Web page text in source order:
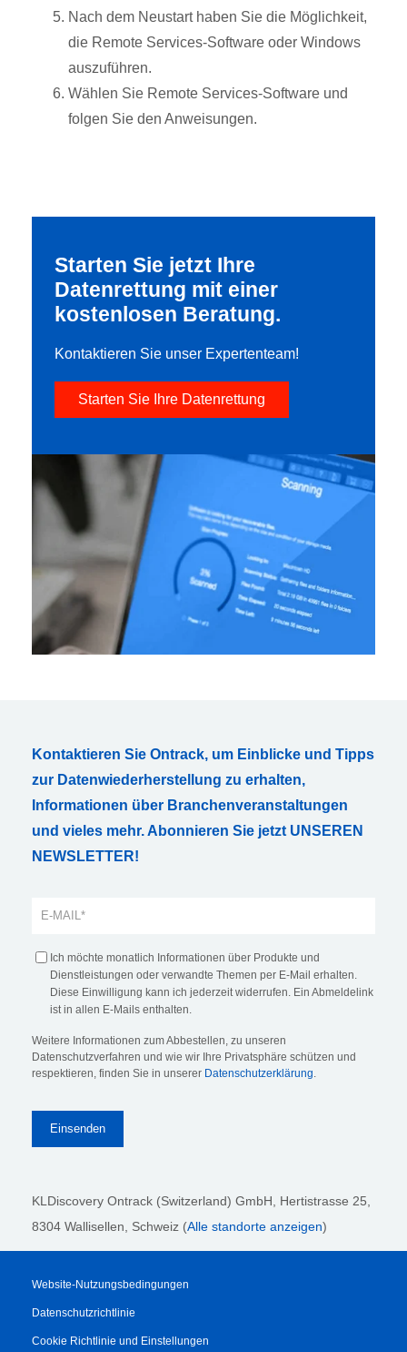
Nach dem Neustart haben Sie die Möglichkeit,
die Remote Services-Software oder Windows
auszuführen.
Wählen Sie Remote Services-Software und
folgen Sie den Anweisungen.
Starten Sie jetzt Ihre
Datenrettung mit einer
kostenlosen Beratung.
Kontaktieren Sie unser Expertenteam!
Starten Sie Ihre Datenrettung
Kontaktieren Sie Ontrack, um Einblicke und Tipps
zur Datenwiederherstellung zu erhalten,
Informationen über Branchenveranstaltungen
und vieles mehr. Abonnieren Sie jetzt UNSEREN
NEWSLETTER!
Ich möchte monatlich Informationen über Produkte und
Dienstleistungen oder verwandte Themen per E-Mail erhalten.
Diese Einwilligung kann ich jederzeit widerrufen. Ein Abmeldelink
ist in allen E-Mails enthalten.
Weitere Informationen zum Abbestellen, zu unseren
Datenschutzverfahren und wie wir Ihre Privatsphäre schützen und
respektieren, finden Sie in unserer Datenschutzerklärung
KLDiscovery Ontrack (Switzerland) GmbH, Hertistrasse 25,
8304 Wallisellen, Schweiz (Alle standorte anzeigen)
Website-Nutzungsbedingungen
Datenschutzrichtlinie
Cookie Richtlinie und Einstellungen